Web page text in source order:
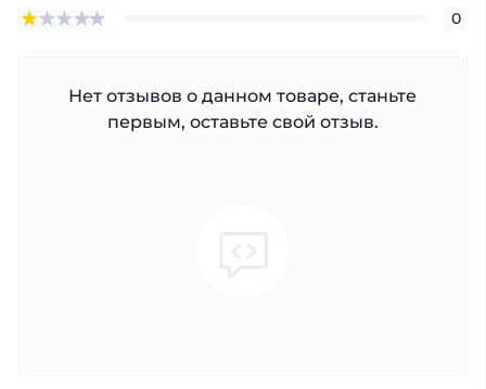
0
Нет отзывов о данном товаре, станьте
первым, оставьте свой отзыв.